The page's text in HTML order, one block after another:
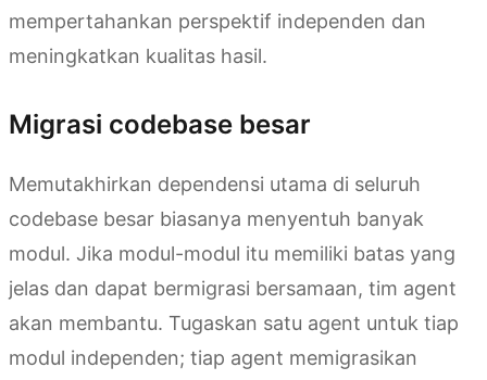
mempertahankan perspektif independen dan
meningkatkan kualitas hasil.
Migrasi codebase besar
Memutakhirkan dependensi utama di seluruh
codebase besar biasanya menyentuh banyak
modul. Jika modul-modul itu memiliki batas yang
jelas dan dapat bermigrasi bersamaan, tim agent
akan membantu. Tugaskan satu agent untuk tiap
modul independen; tiap agent memigrasikan